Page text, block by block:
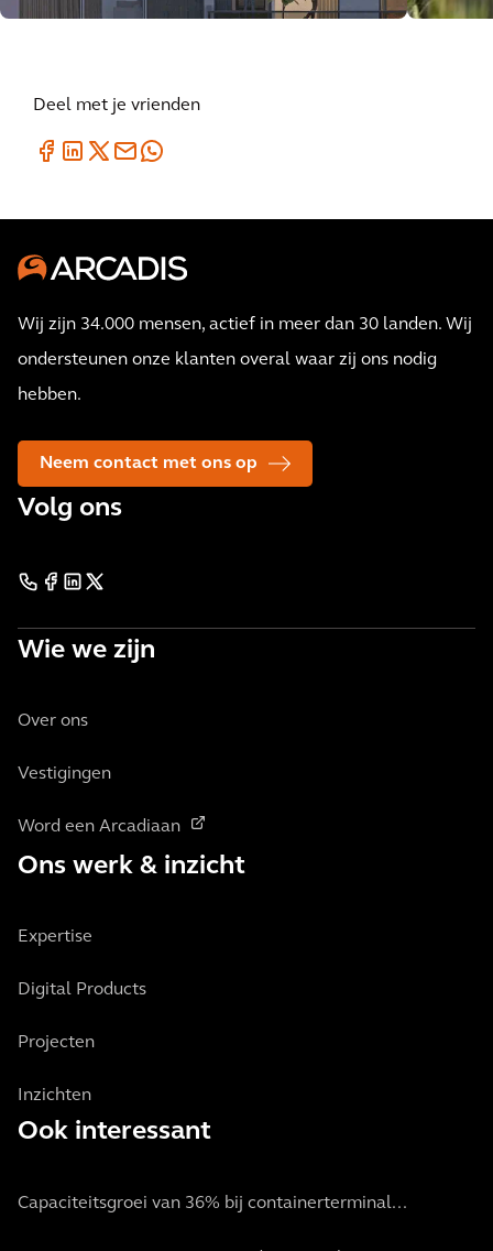
Deel met je vrienden
Wij zijn 34.000 mensen, actief in meer dan 30 landen. Wij
ondersteunen onze klanten overal waar zij ons nodig
hebben.
Neem contact met ons op
Volg ons
Wie we zijn
Over ons
Vestigingen
Word een Arcadiaan
Ons werk & inzicht
Expertise
Digital Products
Projecten
Inzichten
Ook interessant
Capaciteitsgroei van 36% bij containerterminal...